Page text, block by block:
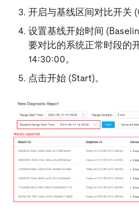
开启与基线区间对比开关
设置基线开始时间
要对比的系统正常时段的
14:30:00。
点击开始 (Start)。